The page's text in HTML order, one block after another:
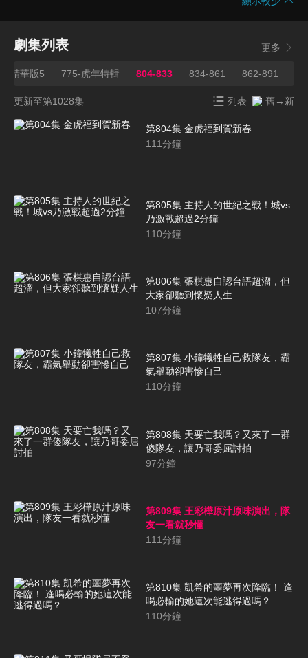
劇集列表 更多
精華版5 775-虎年特輯 804-833 834-861 862-891
更新至第1028集 列表 舊→新
第804集 金虎福到賀新春
111分鐘
第805集 主持人的世紀之戰！城vs
乃激戰超過2分鐘
110分鐘
第806集 張棋惠自認台語超溜，但
大家卻聽到懷疑人生
107分鐘
第807集 小鐘犧牲自己救隊友，霸
氣舉動卻害慘自己
110分鐘
第808集 天要亡我嗎？又來了一群
傻隊友，讓乃哥委屈討拍
97分鐘
第809集 王彩樺原汁原味演出，隊
友一看就秒懂
111分鐘
第810集 凱希的噩夢再次降臨！ 逢
喝必輸的她這次能逃得過嗎？
110分鐘